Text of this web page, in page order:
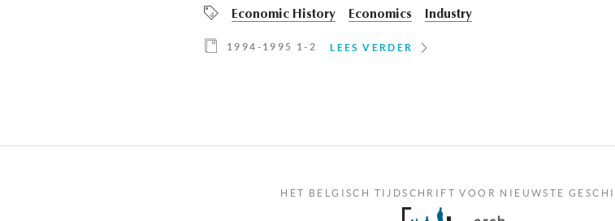
Economic History Economics Industry
1994-1995 1-2 LEES VERDER
HET BELGISCH TIJDSCHRIFT VOOR NIEUWSTE